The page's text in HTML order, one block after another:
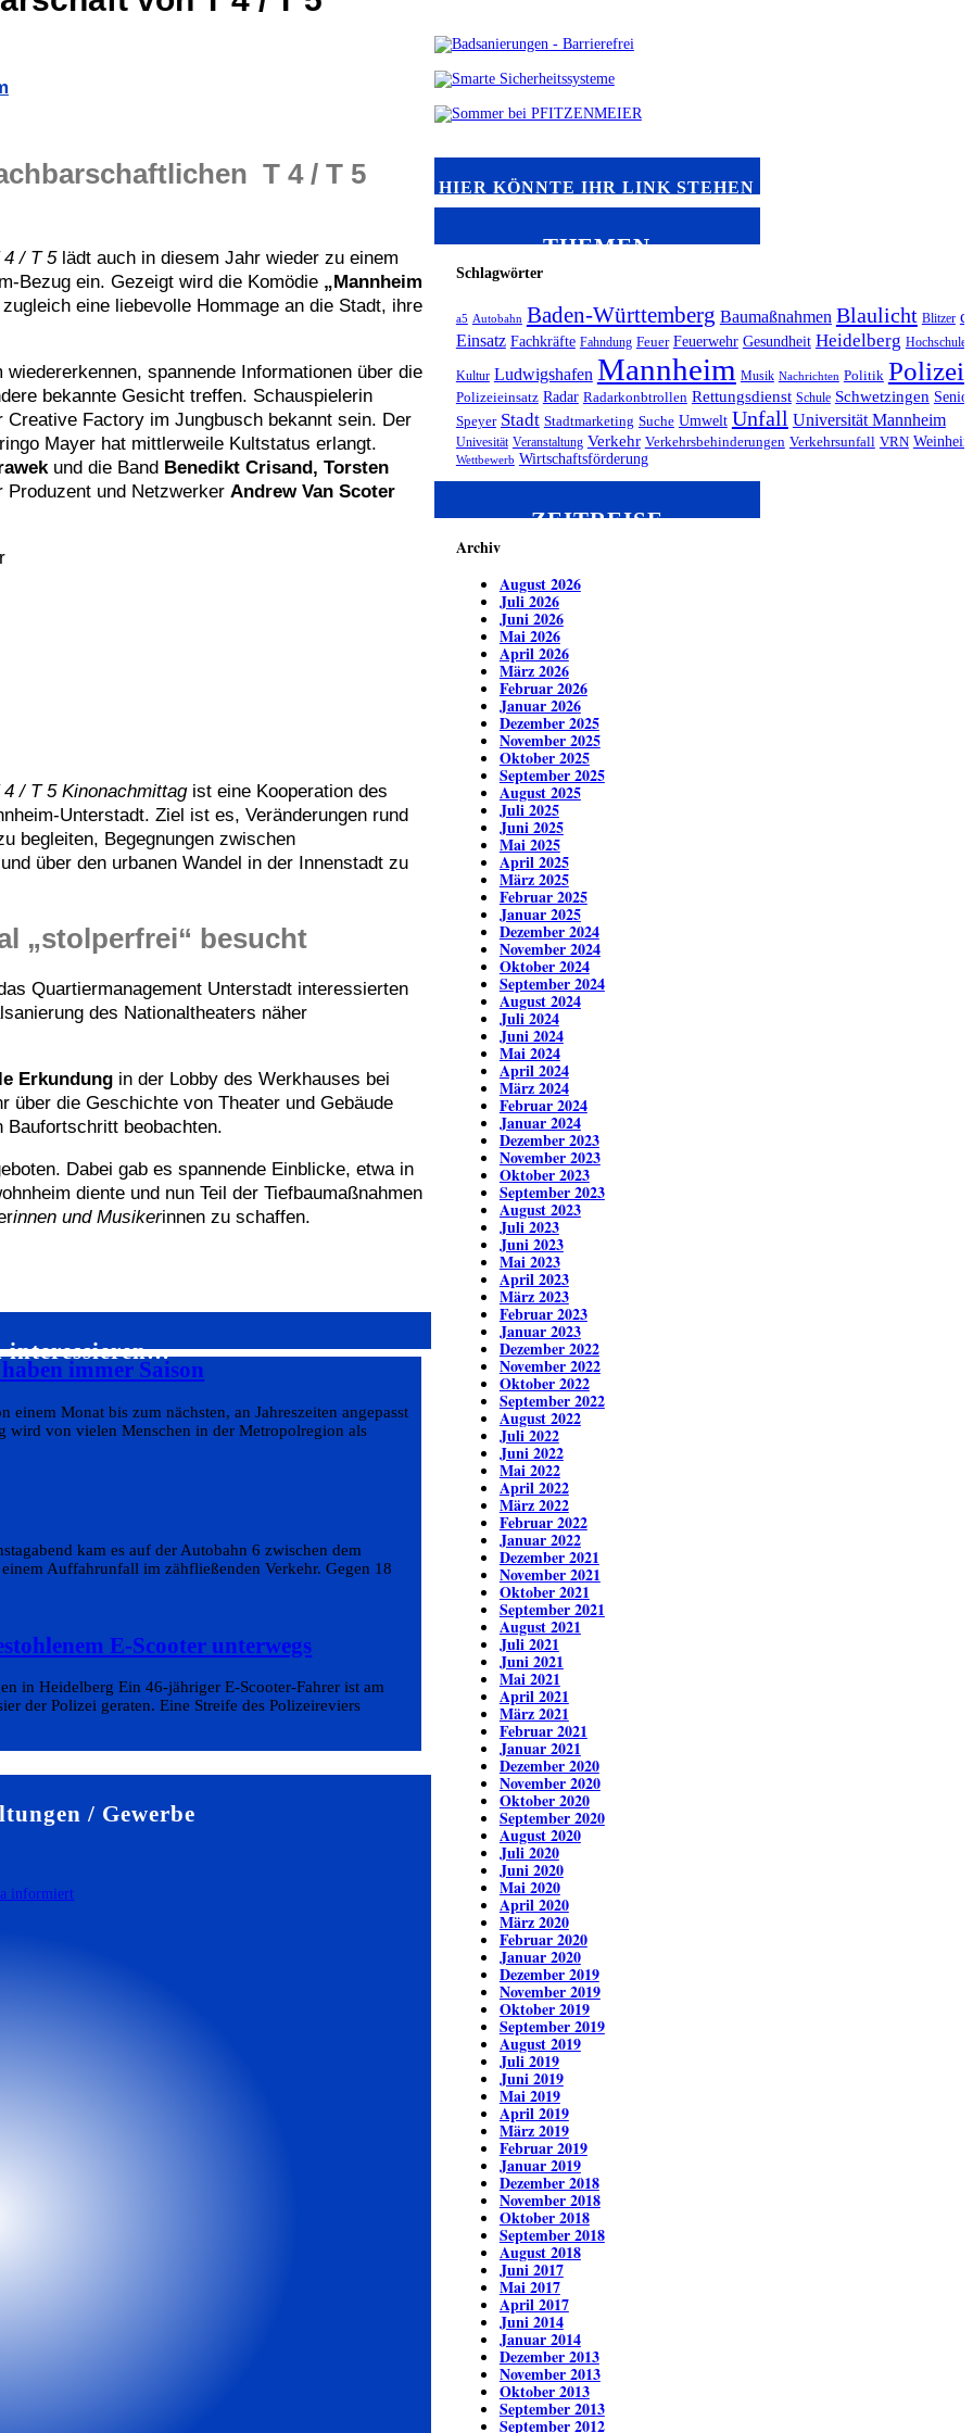
T 4 / T 5
4 / T 5lädt auch in diesem Jahr wieder zu einem
Bezug ein. Gezeigt wird die Komödie „Mannheim
zugleich eine liebevolle Hommage an die Stadt, ihre
spannende Informationen über die
bekannte Gesicht treffen. Schauspielerin
Creative Factory im Jungbusch bekannt sein. Der
Mayer hat mittlerweile Kultstatus erlangt.
und die Band Benedikt Crisand, Torsten
und Netzwerker Andrew Van Scoter
/ T 5 Kinonachmittagist eine Kooperation des
Unterstadt. Ziel ist es, Veränderungen rund
begleiten, Begegnungen zwischen
über den urbanen Wandel in der Innenstadt zu
„stolperfrei“ besucht
Quartiermanagement Unterstadt interessierten
des Nationaltheaters näher
Erkundung in der Lobby des Werkhauses bei
über die Geschichte von Theater und Gebäude
Baufortschritt beobachten.
Dabei gab es spannende Einblicke, etwa in
diente und nun Teil der Tiefbaumaßnahmen
innen und Musikerinnen zu schaffen.
interessieren…
immer Saison
Monat bis zum nächsten, an Jahreszeiten angepasst
wird von vielen Menschen in der Metropolregion als
kam es auf der Autobahn 6 zwischen dem
Auffahrunfall im zähfließenden Verkehr. Gegen 18
E-Scooter unterwegs
in Heidelberg Ein 46-jähriger E-Scooter-Fahrer ist am
der Polizei geraten. Eine Streife des Polizeireviers
/ Gewerbe
HIER KÖNNTE IHR LINK STEHEN
THEMEN
Schlagwörter
a5 Autobahn Baden-Württemberg Baumaßnahmen Blaulicht Blitzer
Einsatz Fachkräfte Fahndung Feuer Feuerwehr Gesundheit Heidelberg Hochschule
Kultur Ludwigshafen Mannheim Musik Nachrichten Politik Polizei
Polizeieinsatz Radar Radarkonbtrollen Rettungsdienst Schule Schwetzingen
Speyer Stadt Stadtmarketing Suche Umwelt Unfall Universität Mannheim
Univesität Veranstaltung Verkehr Verkehrsbehinderungen Verkehrsunfall VRN
Wettbewerb Wirtschaftsförderung
ZEITREISE
Archiv
August 2026
Juli 2026
Juni 2026
Mai 2026
April 2026
März 2026
Februar 2026
Januar 2026
Dezember 2025
November 2025
Oktober 2025
September 2025
August 2025
Juli 2025
Juni 2025
Mai 2025
April 2025
März 2025
Februar 2025
Januar 2025
Dezember 2024
November 2024
Oktober 2024
September 2024
August 2024
Juli 2024
Juni 2024
Mai 2024
April 2024
März 2024
Februar 2024
Januar 2024
Dezember 2023
November 2023
Oktober 2023
September 2023
August 2023
Juli 2023
Juni 2023
Mai 2023
April 2023
März 2023
Februar 2023
Januar 2023
Dezember 2022
November 2022
Oktober 2022
September 2022
August 2022
Juli 2022
Juni 2022
Mai 2022
April 2022
März 2022
Februar 2022
Januar 2022
Dezember 2021
November 2021
Oktober 2021
September 2021
August 2021
Juli 2021
Juni 2021
Mai 2021
April 2021
März 2021
Februar 2021
Januar 2021
Dezember 2020
November 2020
Oktober 2020
September 2020
August 2020
Juli 2020
Juni 2020
Mai 2020
April 2020
März 2020
Februar 2020
Januar 2020
Dezember 2019
November 2019
Oktober 2019
September 2019
August 2019
Juli 2019
Juni 2019
Mai 2019
April 2019
März 2019
Februar 2019
Januar 2019
Dezember 2018
November 2018
Oktober 2018
September 2018
August 2018
Juni 2017
Mai 2017
April 2017
Juni 2014
Januar 2014
Dezember 2013
November 2013
Oktober 2013
September 2013
September 2012